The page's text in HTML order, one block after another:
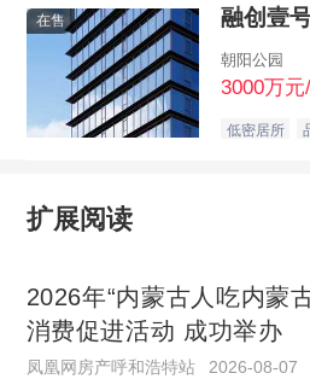
在售 融创壹
朝阳公园
3000万元
低密居所
扩展阅读
2026年“内蒙古人吃内蒙
消费促进活动 成功举办
凤凰网房产呼和浩特站 2026-08-07